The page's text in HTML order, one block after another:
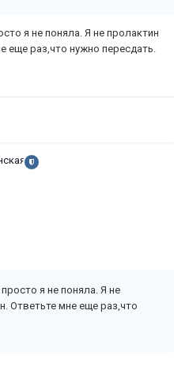
я не поняла. Я не пролактин
еще раз,что нужно пересдать.
я не поняла. Я не
Ответьте мне еще раз,что